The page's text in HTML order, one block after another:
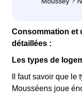
Consommation et
détaillées :
Les types de
Il faut savoir que
Mousséens joue